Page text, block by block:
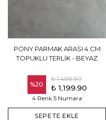
PONY PARMAK ARASI 4 CM
TOPUKLU TERLİK - BEYAZ
%20
₺ 1,499.90
₺ 1,199.90
4 Renk 5 Numara
SEPETE EKLE